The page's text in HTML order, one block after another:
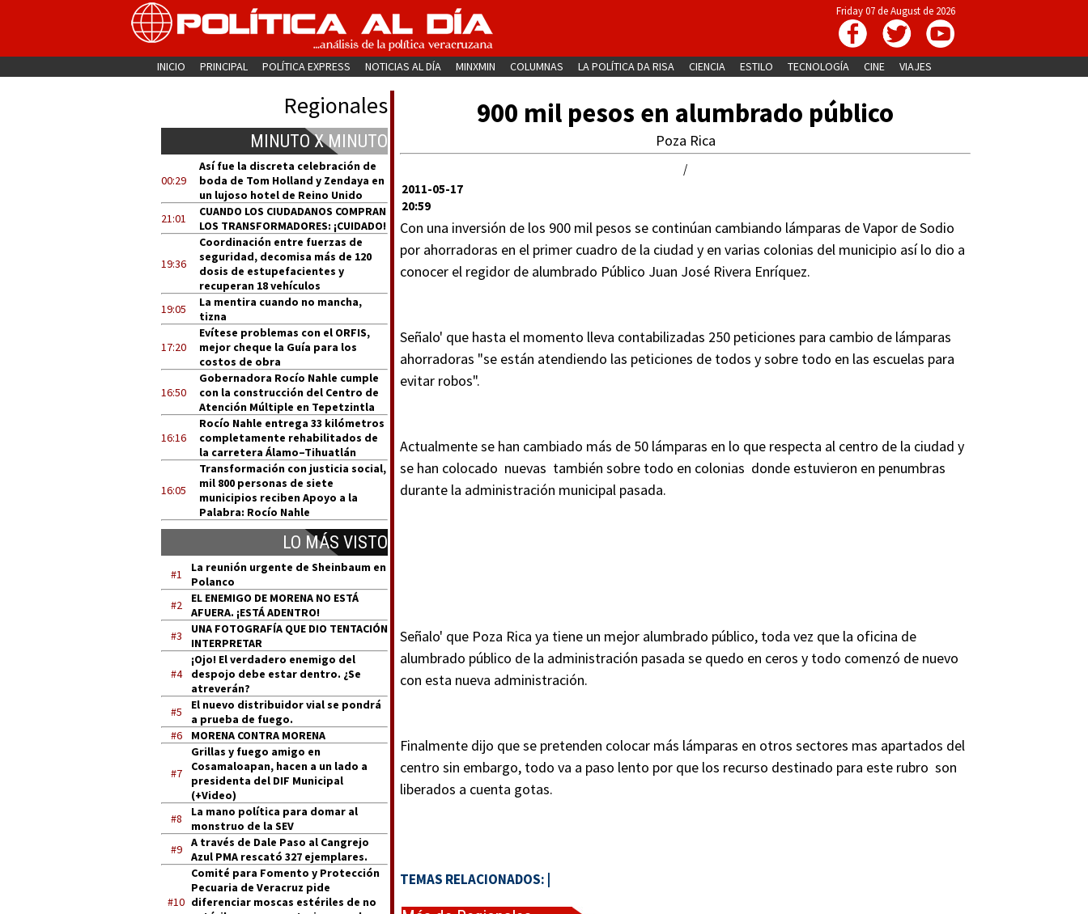
Friday 07 de August de 2026
INICIO PRINCIPAL POLÍTICA EXPRESS NOTICIAS AL DÍA MINXMIN COLUMNAS LA POLÍTICA DA RISA CIENCIA ESTILO TECNOLOGÍA CINE VIAJES
Regionales
MINUTO X MINUTO
00:29
Así fue la discreta celebración de
boda de Tom Holland y Zendaya en
un lujoso hotel de Reino Unido
21:01
CUANDO LOS CIUDADANOS COMPRAN
LOS TRANSFORMADORES: ¡CUIDADO!
19:36
Coordinación entre fuerzas de
seguridad, decomisa más de 120
dosis de estupefacientes y
recuperan 18 vehículos
19:05
La mentira cuando no mancha,
tizna
17:20
Evítese problemas con el ORFIS,
mejor cheque la Guía para los
costos de obra
16:50
Gobernadora Rocío Nahle cumple
con la construcción del Centro de
Atención Múltiple en Tepetzintla
16:16
Rocío Nahle entrega 33 kilómetros
completamente rehabilitados de
la carretera Álamo–Tihuatlán
16:05
Transformación con justicia social,
mil 800 personas de siete
municipios reciben Apoyo a la
Palabra: Rocío Nahle
LO MÁS VISTO
#1
La reunión urgente de Sheinbaum en
Polanco
#2
EL ENEMIGO DE MORENA NO ESTÁ
AFUERA. ¡ESTÁ ADENTRO!
#3
UNA FOTOGRAFÍA QUE DIO TENTACIÓN
INTERPRETAR
#4
¡Ojo! El verdadero enemigo del
despojo debe estar dentro. ¿Se
atreverán?
#5
El nuevo distribuidor vial se pondrá
a prueba de fuego.
#6
MORENA CONTRA MORENA
#7
Grillas y fuego amigo en
Cosamaloapan, hacen a un lado a
presidenta del DIF Municipal
(+Video)
#8
La mano política para domar al
monstruo de la SEV
#9
A través de Dale Paso al Cangrejo
Azul PMA rescató 327 ejemplares.
#10
Comité para Fomento y Protección
Pecuaria de Veracruz pide
diferenciar moscas estériles de no
900 mil pesos en alumbrado público
Poza Rica
/
2011-05-17
20:59
Con una inversión de los 900 mil pesos se continúan cambiando lámparas de Vapor de Sodio
por ahorradoras en el primer cuadro de la ciudad y en varias colonias del municipio así lo dio a
conocer el regidor de alumbrado Público Juan José Rivera Enríquez.
Señalo' que hasta el momento lleva contabilizadas 250 peticiones para cambio de lámparas
ahorradoras "se están atendiendo las peticiones de todos y sobre todo en las escuelas para
evitar robos".
Actualmente se han cambiado más de 50 lámparas en lo que respecta al centro de la ciudad y
se han colocado nuevas también sobre todo en colonias donde estuvieron en penumbras
durante la administración municipal pasada.
Señalo' que Poza Rica ya tiene un mejor alumbrado público, toda vez que la oficina de
alumbrado público de la administración pasada se quedo en ceros y todo comenzó de nuevo
con esta nueva administración.
Finalmente dijo que se pretenden colocar más lámparas en otros sectores mas apartados del
centro sin embargo, todo va a paso lento por que los recurso destinado para este rubro son
liberados a cuenta gotas.
TEMAS RELACIONADOS: